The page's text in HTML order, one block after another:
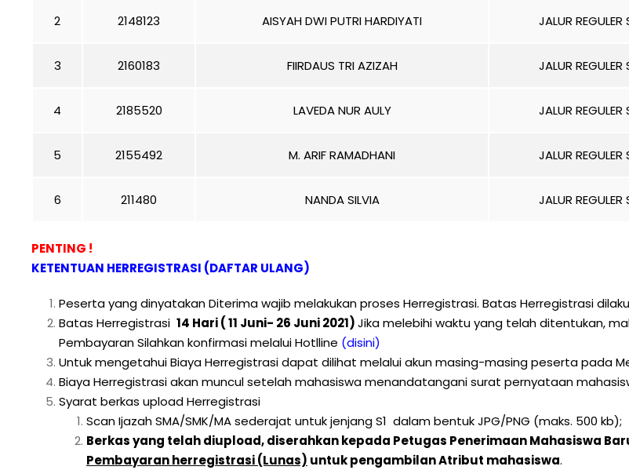
2 2148123 AISYAH DWI PUTRI HARDIYATI JALUR
3 2160183 FIIRDAUS TRI AZIZAH JALUR
4 2185520 LAVEDA NUR AULY JALUR
5 2155492 M. ARIF RAMADHANI JALUR
6 211480 NANDA SILVIA JALUR
PENTING !
KETENTUAN HERREGISTRASI (DAFTAR ULANG)
Peserta yang dinyatakan Diterima wajib melakukan proses Herregistrasi. Batas Herregistrasi
Batas Herregistrasi 14 Hari ( 11 Juni- 26 Juni 2021)Jika melebihi waktu yang telah ditentukan,
Pembayaran Silahkan konfirmasi melalui Hotlline (disini)
Untuk mengetahui Biaya Herregistrasi dapat dilihat melalui akun masing-masing peserta pada
Biaya Herregistrasi akan muncul setelah mahasiswa menandatangani surat pernyataan
Syarat berkas upload Herregistrasi
Scan Ijazah SMA/SMK/MA sederajat untuk jenjang S1 dalam bentuk JPG/PNG (maks. 500 kb);
Berkas yang telah diupload, diserahkan kepada Petugas Penerimaan Mahasiswa
Pembayaran herregistrasi (Lunas) untuk pengambilan Atribut mahasiswa.